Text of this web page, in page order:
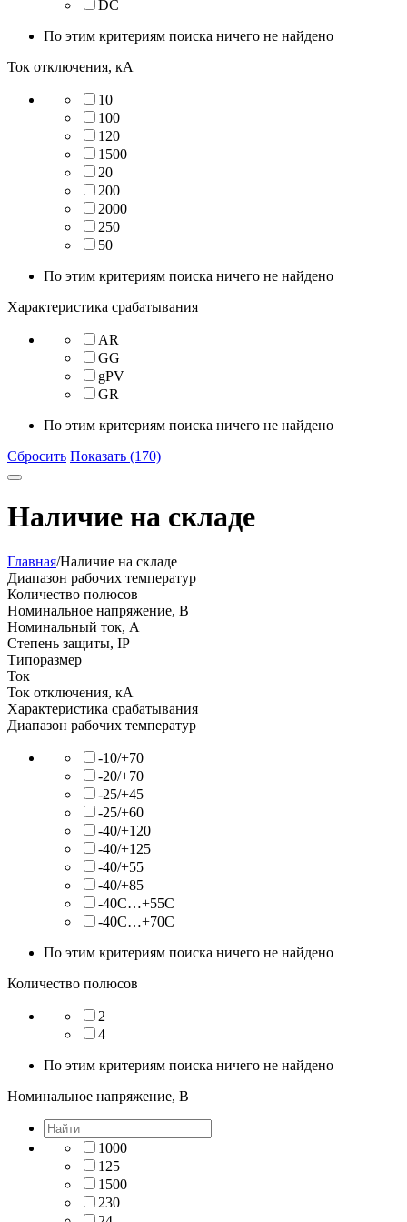
DC
По этим критериям поиска ничего не найдено
Ток отключения, кА
10
100
120
1500
20
200
2000
250
50
По этим критериям поиска ничего не найдено
Характеристика срабатывания
AR
GG
gPV
GR
По этим критериям поиска ничего не найдено
Сбросить Показать (170)
Наличие на складе
Главная/Наличие на складе
Диапазон рабочих температур
Количество полюсов
Номинальное напряжение, В
Номинальный ток, А
Степень защиты, IP
Типоразмер
Ток
Ток отключения, кА
Характеристика срабатывания
Диапазон рабочих температур
-10/+70
-20/+70
-25/+45
-25/+60
-40/+120
-40/+125
-40/+55
-40/+85
-40C…+55C
-40С…+70С
По этим критериям поиска ничего не найдено
Количество полюсов
2
4
По этим критериям поиска ничего не найдено
Номинальное напряжение, В
1000
125
1500
230